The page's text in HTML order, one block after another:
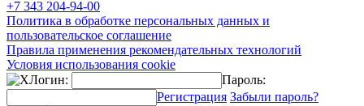
+7 343 204-94-00
Политика в обработке персональных данных и
пользовательское соглашение
Правила применения рекомендательных технологий
Условия использования cookie
Логин:
Пароль:
Регистрация Забыли пароль?